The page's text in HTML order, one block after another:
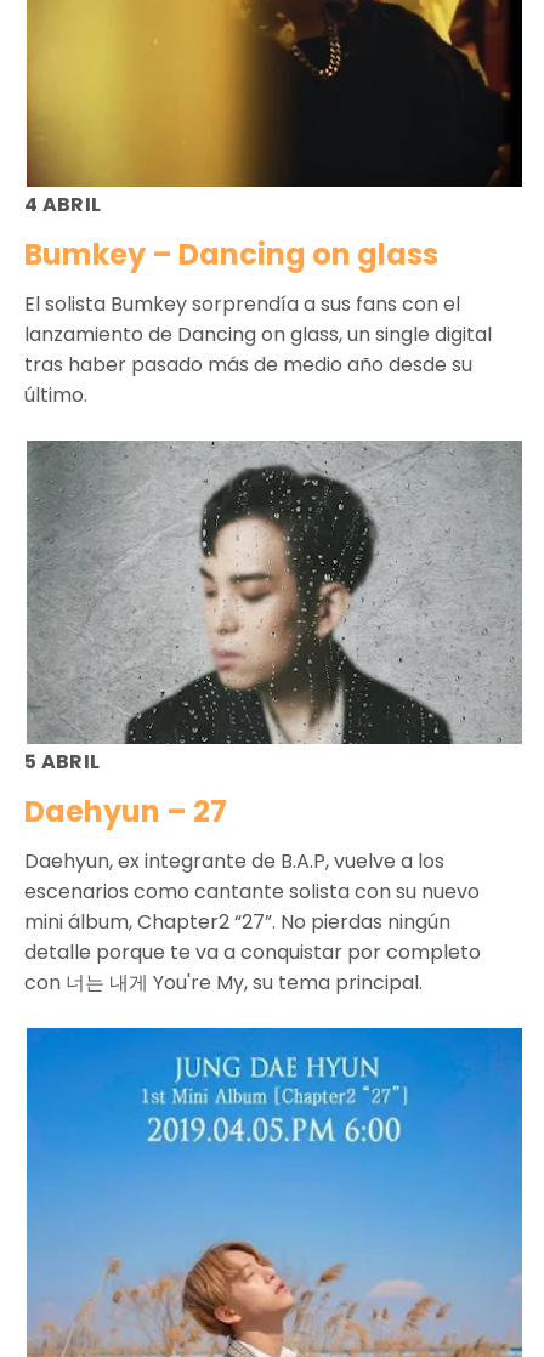
4 ABRIL
Bumkey – Dancing on glass
El solista Bumkey sorprendía a sus fans con el
lanzamiento de Dancing on glass, un single digital
tras haber pasado más de medio año desde su
último.
5 ABRIL
Daehyun – 27
Daehyun, ex integrante de B.A.P, vuelve a los
escenarios como cantante solista con su nuevo
mini álbum, Chapter2 “27”. No pierdas ningún
detalle porque te va a conquistar por completo
con 너는 내게 You're My, su tema principal.